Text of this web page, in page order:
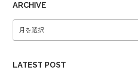
ARCHIVE
LATEST POST